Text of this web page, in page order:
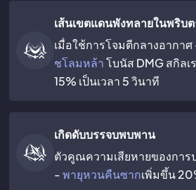
เส้นเขตแดนพังทลายในพริบ
เมื่อใช้การโจมตีกลางอากาศ
ชโลมหล้าโบนัส DMG สกิล
15% เป็นเวลา 5 วินาที
เกิดดับบรรจบพบพาน
ตัวคูณความเสียหายของการ
-พายุหวนคืนซากเพิ่มขึ้น